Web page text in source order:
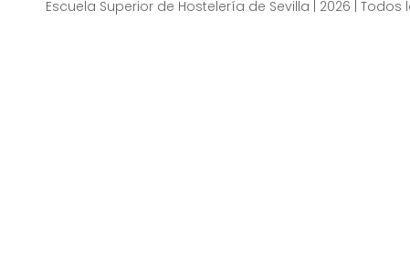
Escuela Superior de Hostelería de Sevilla | 2026 |